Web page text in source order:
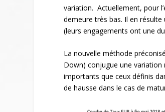
variation. Actuellement, pour
demeure très bas. Il en
(leurs engagements ont une
La nouvelle méthode
Down) conjugue une variation
importants que ceux définis
de hausse dans le cas de